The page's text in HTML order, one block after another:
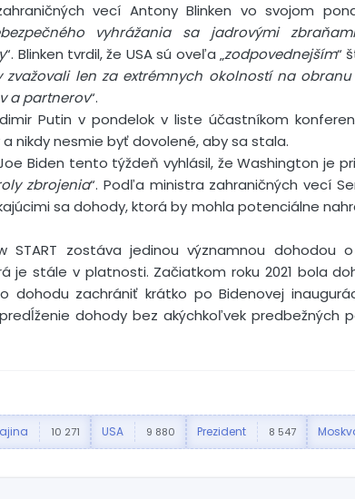
vecí Antony Blinken vo svojom
vyhrážania sa jadrovými zbraňami
“. Blinken tvrdil, že USA sú oveľa „zodpovednejším“
len za extrémnych okolností na
a partnerov“.
Putin v pondelok v liste účastníkom
nikdy nesmie byť dovolené, aby sa stala.
Biden tento týždeň vyhlásil, že Washington je
zbrojenia“. Podľa ministra zahraničných vecí
sa dohody, ktorá by mohla potenciálne
START zostáva jedinou významnou dohodou
je stále v platnosti. Začiatkom roku 2021 bola
dohodu zachrániť krátko po Bidenovej
dohody bez akýchkoľvek predbežných
10 271 USA 9 880 Prezident 8 547